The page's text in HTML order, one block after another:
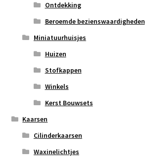
Ontdekking
Beroemde bezienswaardigheden
Miniatuurhuisjes
Huizen
Stofkappen
Winkels
Kerst Bouwsets
Kaarsen
Cilinderkaarsen
Waxinelichtjes